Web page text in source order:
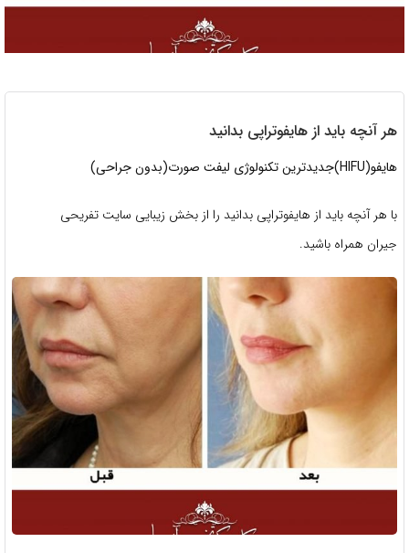
هر آنچه باید از هایفوتراپی بدانید
هایفو(HIFU)جدیدترین تکنولوژی لیفت صورت(بدون جراحی)
با هر آنچه باید از هایفوتراپی بدانید را از بخش زیبایی سایت تفریحی
جیران همراه باشید.